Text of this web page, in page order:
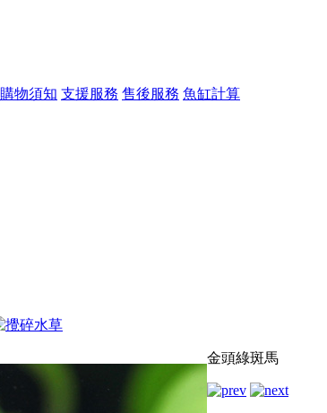
購物須知 支援服務 售後服務 魚缸計算
金頭綠斑馬